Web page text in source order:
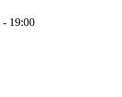
19:00